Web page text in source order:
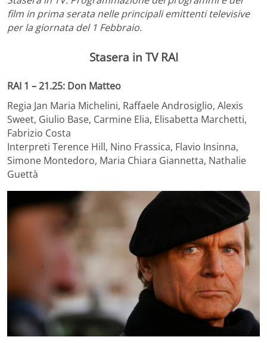
film in prima serata nelle principali emittenti televisive
per la giornata del 1 Febbraio.
Stasera in TV RAI
RAI 1 – 21.25: Don Matteo
Regia Jan Maria Michelini, Raffaele Androsiglio, Alexis
Sweet, Giulio Base, Carmine Elia, Elisabetta Marchetti,
Fabrizio Costa
Interpreti Terence Hill, Nino Frassica, Flavio Insinna,
Simone Montedoro, Maria Chiara Giannetta, Nathalie
Guettà